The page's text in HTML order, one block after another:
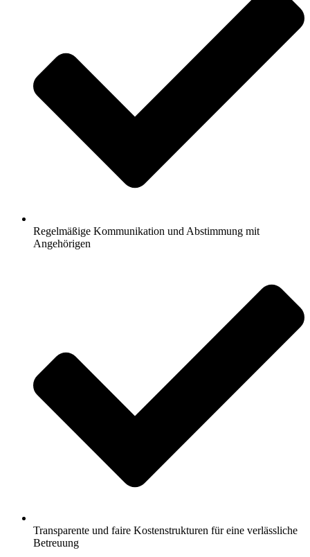
Regelmäßige Kommunikation und Abstimmung mit
Angehörigen
Transparente und faire Kostenstrukturen für eine verlässliche
Betreuung